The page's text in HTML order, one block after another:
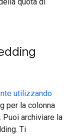
utilizzando
per la colonna
archiviare la
Ti